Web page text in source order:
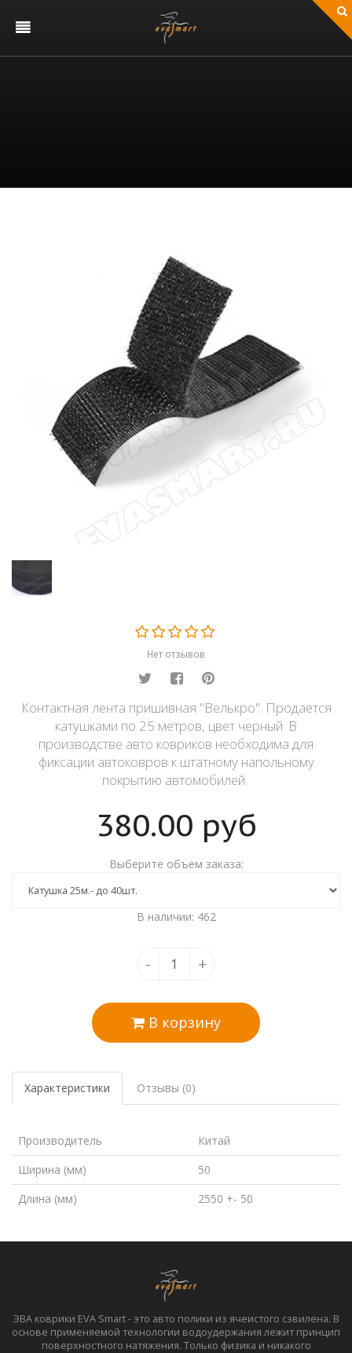
Главная Каталог Контактная лента велькро
Контактная лента
Велькро 50мм (Крючки)
Нет отзывов
Контактная лента пришивная "Велькро". Продается
катушками по 25 метров, цвет черный. В
производстве авто ковриков необходима для
фиксации автоковров к штатному напольному
покрытию автомобилей.
380.00 руб
Выберите объем заказа:
В наличии: 462
- +
В корзину
Характеристики Отзывы (0)
Производитель
Китай
Ширина (мм)
50
Длина (мм)
2550 +- 50
ЭВА коврики EVA Smart - это авто полики из ячеистого сэвилена. В
основе применяемой технологии водоудержания лежит принцип
поверхностного натяжения. Только физика и никакого